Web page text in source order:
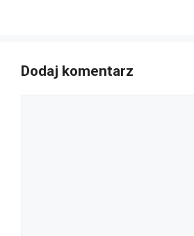
Dodaj komentarz